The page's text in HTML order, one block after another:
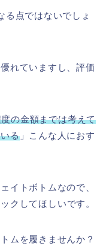
る点ではないでしょ
れていますし、評価
の金額までは考えて
る」こんな人におす
イトボトムなので、
クしてほしいです。
ムを履きませんか？